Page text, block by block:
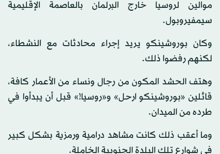
موالين لروسيا خارج البرلمان بالعاصمة الإقليمية
سيمفيروبول.
وكان بوروشينكو يريد إجراء محادثات مع النشطاء،
لكنهم رفضوا ذلك.
وهتف الحشد المكون من رجال ونساء من الأعمار كافة،
قائلين «بوروشينكو ارحل» و«روسيا!» قبل أن يبدأوا في
طرده من الميدان.
وما أعقب ذلك كانت مشاهد درامية ورمزية بشكل كبير
في شوارع تلك البلدة الجنوبية الخاملة.